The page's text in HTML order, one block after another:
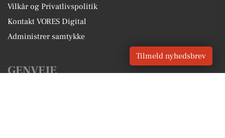
Vilkår og Privatlivspolitik
Kontakt VORES Digital
Administrer samtykke
GENVEJE
Tilmeld nyhedsbrev